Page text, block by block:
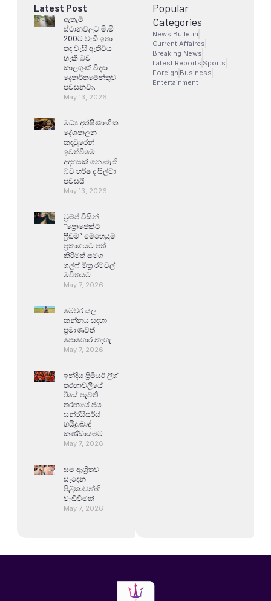
Latest Post
ඇතැම්
ස්ථානවලට මි.මි
200ට වැඩි ඉතා
තද වැසි ඇතිවිය
හැකි බව
කාලගුණ විද්‍යා
දෙපාර්තමේන්තුව
පවසනවා.
May 13, 2026
මධ්‍ය දක්ෂිණාංශික
දේශපාලන
කඳවුරෙන්
ඉවත්වීමේ
අදහසක් නොමැති
බව හර්ෂ ද සිල්වා
පවසයි
May 13, 2026
ට්‍රම්ප් විසින්
“ප්‍රොජෙක්ට්
ෆ්‍රීඩම්” මෙහෙයුම
ප්‍රකාශයට පත්
කිරීමත් සමග
ගල්ෆ් මිත්‍ර රටවල්
මවිතයට
May 7, 2026
මෙවර යල
කන්නය සඳහා
ප්‍රමාණවත්
පොහොර නැහැ
May 7, 2026
ඉන්දීය ප්‍රිමියර් ලීග්
තරඟාවලියේ
ඊයේ පැවති
තරඟයේ ජය
සන්රයිසර්ස්
හයිද්‍රාබාද්
කණ්ඩායමට
May 7, 2026
සම ආශ්‍රිතව
සෑදෙන
පිළිකාවන්හි
වැඩිවීමක්
May 7, 2026
Popular
Categories
News Bulletin
Current Affaires
Breaking News
Latest Reports Sports
Foreign Business
Entertainment